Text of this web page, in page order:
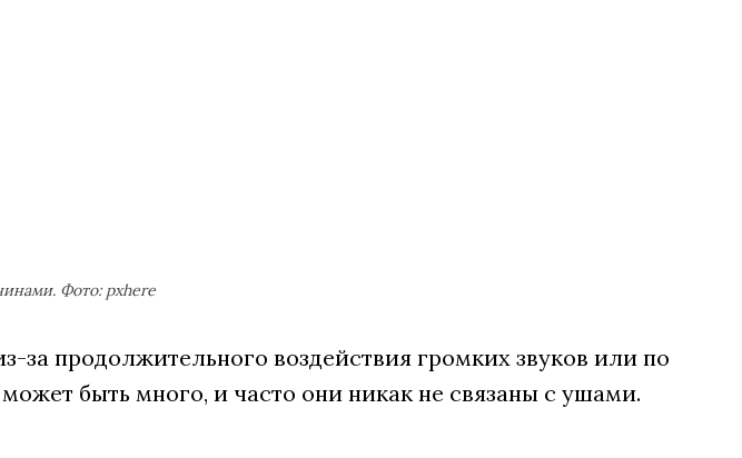
Фото: pxhere
за продолжительного воздействия громких звуков или по
быть много, и часто они никак не связаны с ушами.